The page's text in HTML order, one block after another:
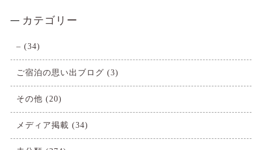
カテゴリー
– (34)
ご宿泊の思い出ブログ (3)
その他 (20)
メディア掲載 (34)